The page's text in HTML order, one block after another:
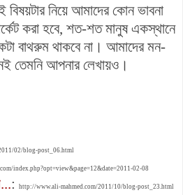
নিয়ে আমাদের কোন ভাবনা
করা হবে, শত-শত মানুষ একস্থানে
বাথরুম থাকবে না। আমাদের মন-
তেমনি আপনার লেখায়ও।
02/blog-post_06.html
index.php?opt=view&page=12&date=2011-02-08
: http://www.ali-mahmed.com/2011/10/blog-post_23.html